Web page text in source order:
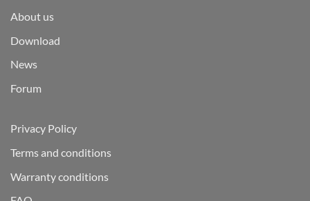
About us
Download
News
Forum
Privacy Policy
Terms and conditions
Warranty conditions